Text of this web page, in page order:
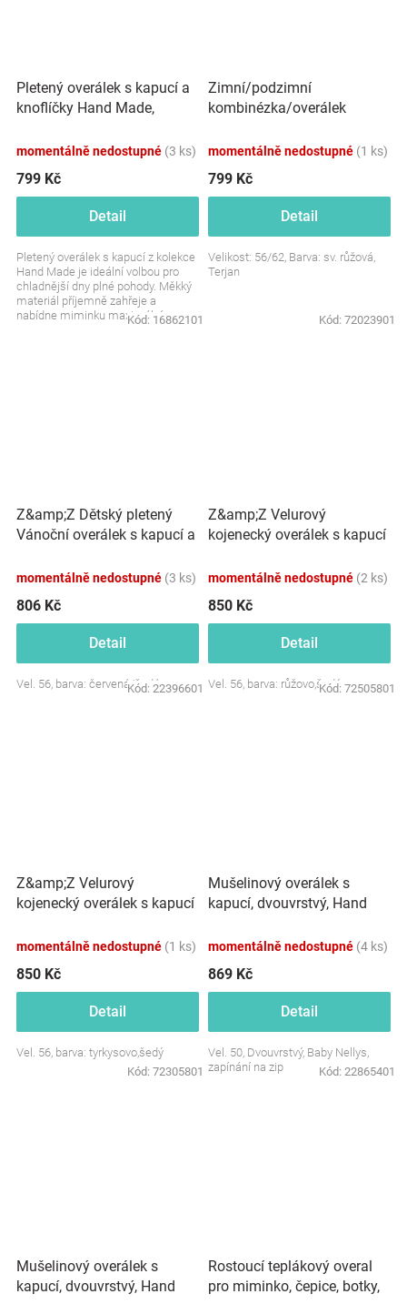
Pletený overálek s kapucí a
knoflíčky Hand Made,
momentálně nedostupné (3 ks)
799 Kč
Detail
Pletený overálek s kapucí z kolekce
Hand Made je ideální volbou pro
chladnější dny plné pohody. Měkký
materiál příjemně zahřeje a
nabídne miminku maximální
Kód: 16862101
Zimní/podzimní
kombinézka/overálek
momentálně nedostupné (1 ks)
799 Kč
Detail
Velikost: 56/62, Barva: sv. růžová,
Terjan
Kód: 72023901
Z&amp;Z Dětský pletený
Vánoční overálek s kapucí a
momentálně nedostupné (3 ks)
806 Kč
Detail
Vel. 56, barva: červená/šedá
Kód: 22396601
Z&amp;Z Velurový
kojenecký overálek s kapucí
momentálně nedostupné (2 ks)
850 Kč
Detail
Vel. 56, barva: růžovo,šedý
Kód: 72505801
Z&amp;Z Velurový
kojenecký overálek s kapucí
momentálně nedostupné (1 ks)
850 Kč
Detail
Vel. 56, barva: tyrkysovo,šedý
Kód: 72305801
Mušelinový overálek s
kapucí, dvouvrstvý, Hand
momentálně nedostupné (4 ks)
869 Kč
Detail
Vel. 50, Dvouvrstvý, Baby Nellys,
zapínání na zip
Kód: 22865401
Mušelinový overálek s
kapucí, dvouvrstvý, Hand
Rostoucí teplákový overal
pro miminko, čepice, botky,